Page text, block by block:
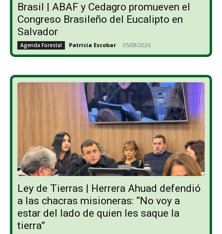
Brasil | ABAF y Cedagro promueven el
Congreso Brasileño del Eucalipto en
Salvador
Agenda Forestal Patricia Escobar - 05/08/2026
Ley de Tierras | Herrera Ahuad defendió
a las chacras misioneras: “No voy a
estar del lado de quien les saque la
tierra”